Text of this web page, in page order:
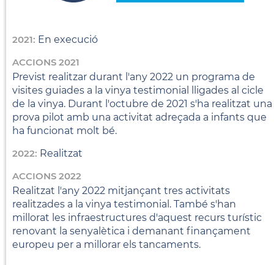
2021: En execució
ACCIONS 2021
Previst realitzar durant l'any 2022 un programa de
visites guiades a la vinya testimonial lligades al cicle
de la vinya. Durant l'octubre de 2021 s'ha realitzat una
prova pilot amb una activitat adreçada a infants que
ha funcionat molt bé.
2022: Realitzat
ACCIONS 2022
Realitzat l'any 2022 mitjançant tres activitats
realitzades a la vinya testimonial. També s'han
millorat les infraestructures d'aquest recurs turístic
renovant la senyalètica i demanant finançament
europeu per a millorar els tancaments.